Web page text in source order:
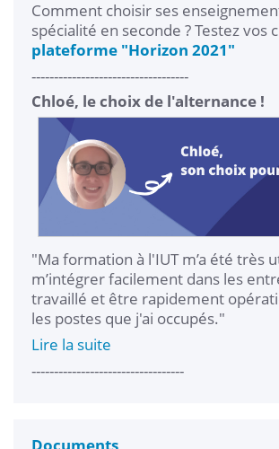
Comment choisir ses
spécialité en seconde ? Testez vos
plateforme "Horizon 2021"
-----------------------------------
Chloé, le choix de l'alternance !
"Ma formation à l'IUT m’a été très
m’intégrer facilement dans les
travaillé et être rapidement
les postes que j'ai occupés."
Lire la suite
----------------------------------